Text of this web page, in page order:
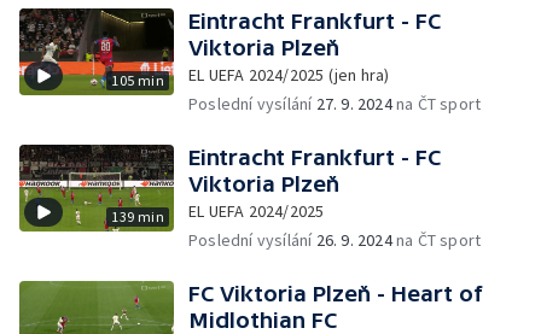
105 min
Eintracht Frankfurt - FC
Viktoria Plzeň
EL UEFA 2024/2025 (jen hra)
Poslední vysílání 27. 9. 2024na ČT sport
139 min
Eintracht Frankfurt - FC
Viktoria Plzeň
EL UEFA 2024/2025
Poslední vysílání 26. 9. 2024na ČT sport
FC Viktoria Plzeň - Heart of
Midlothian FC